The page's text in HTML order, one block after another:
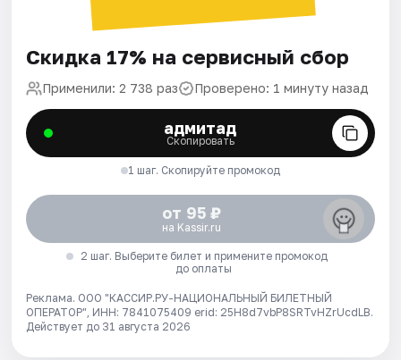
Скидка 17% на сервисный сбор
Применили: 2 738 раз Проверено: 1 минуту назад
адмитад
Скопировать
1 шаг. Скопируйте промокод
от 95 ₽
на Kassir.ru
2 шаг. Выберите билет и примените промокод
до оплаты
Реклама. ООО "КАССИР.РУ-НАЦИОНАЛЬНЫЙ БИЛЕТНЫЙ
ОПЕРАТОР", ИНН: 7841075409 erid: 25H8d7vbP8SRTvHZrUcdLB.
Действует до 31 августа 2026